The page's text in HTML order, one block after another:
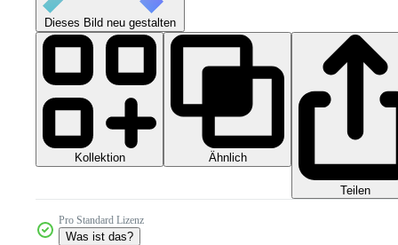
Dieses Bild neu gestalten
Kollektion Ähnlich
Teilen
Pro Standard Lizenz
Was ist das?